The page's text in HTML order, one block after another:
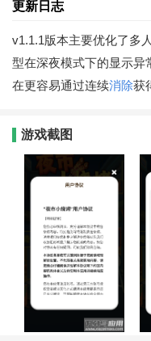
更新日志
v1.1.1版本主要优化了多
型在深夜模式下的显示异
在更容易通过连续消除获
游戏截图